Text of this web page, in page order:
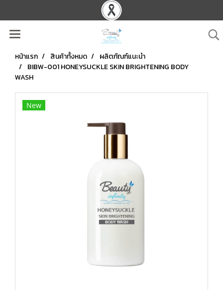
หน้าแรก สินค้าทั้งหมด
ผลิตภัณฑ์แนะนำ
BIBW-001 HONEYSUCKLE SKIN BRIGHTENING BODY
WASH
New